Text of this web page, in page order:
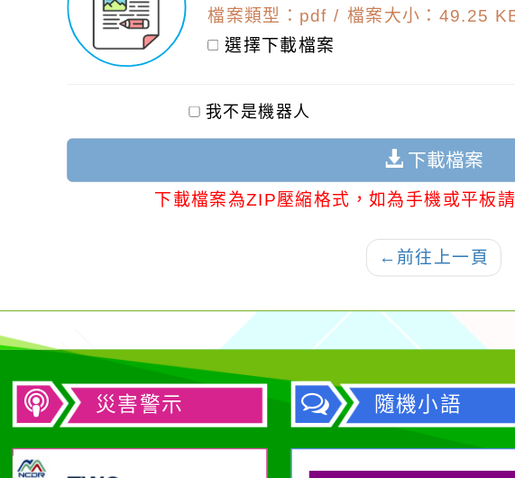
檔案類型：pdf / 檔案大小：49.25
選擇下載檔案
我不是機器人
下載檔案
下載檔案為ZIP壓縮格式，如為手機或平板
← 前往上一頁
災害警示 隨機小語